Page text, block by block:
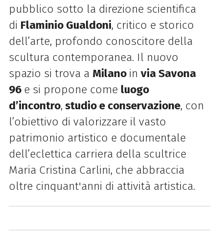
pubblico sotto la direzione scientifica
di Flaminio Gualdoni, critico e storico
dell’arte, profondo conoscitore della
scultura contemporanea. Il nuovo
spazio si trova a Milano in via Savona
96 e si propone come luogo
d’incontro, studio e conservazione, con
l’obiettivo di valorizzare il vasto
patrimonio artistico e documentale
dell’eclettica carriera della scultrice
Maria Cristina Carlini, che abbraccia
oltre cinquant'anni di attività artistica.